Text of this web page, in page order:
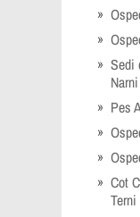
Sedi
Narni
Pes
Cot
Terni